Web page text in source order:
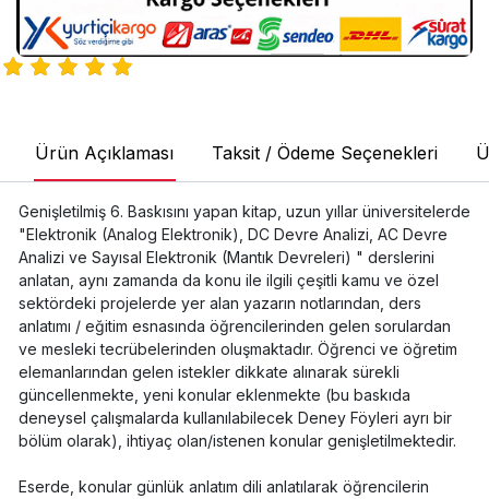
Ürün Açıklaması Taksit / Ödeme Seçenekleri
Genişletilmiş 6. Baskısını yapan kitap, uzun yıllar üniversitelerde
"Elektronik (Analog Elektronik), DC Devre Analizi, AC Devre
Analizi ve Sayısal Elektronik (Mantık Devreleri) " derslerini
anlatan, aynı zamanda da konu ile ilgili çeşitli kamu ve özel
sektördeki projelerde yer alan yazarın notlarından, ders
anlatımı / eğitim esnasında öğrencilerinden gelen sorulardan
ve mesleki tecrübelerinden oluşmaktadır. Öğrenci ve öğretim
elemanlarından gelen istekler dikkate alınarak sürekli
güncellenmekte, yeni konular eklenmekte (bu baskıda
deneysel çalışmalarda kullanılabilecek Deney Föyleri ayrı bir
bölüm olarak), ihtiyaç olan/istenen konular genişletilmektedir.
Eserde, konular günlük anlatım dili anlatılarak öğrencilerin